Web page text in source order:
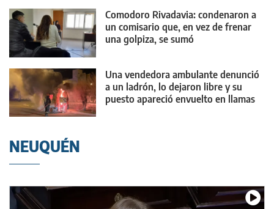
Comodoro Rivadavia: condenaron a
un comisario que, en vez de frenar
una golpiza, se sumó
Una vendedora ambulante denunció
a un ladrón, lo dejaron libre y su
puesto apareció envuelto en llamas
NEUQUÉN